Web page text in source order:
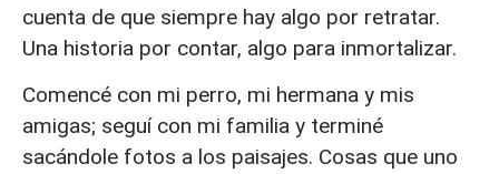
cuenta de que siempre hay algo por retratar.
Una historia por contar, algo para inmortalizar.
Comencé con mi perro, mi hermana y mis
amigas; seguí con mi familia y terminé
sacándole fotos a los paisajes. Cosas que uno